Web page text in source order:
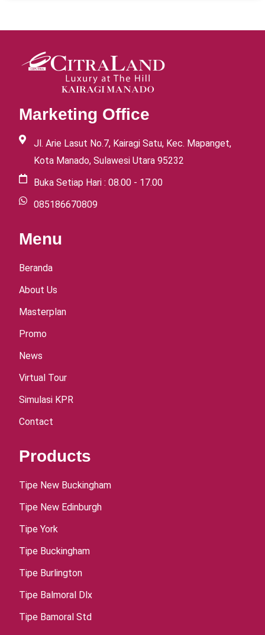
Marketing Office
Jl. Arie Lasut No.7, Kairagi Satu, Kec. Mapanget,
Kota Manado, Sulawesi Utara 95232
Buka Setiap Hari : 08.00 - 17.00
085186670809
Menu
Beranda
About Us
Masterplan
Promo
News
Virtual Tour
Simulasi KPR
Contact
Products
Tipe New Buckingham
Tipe New Edinburgh
Tipe York
Tipe Buckingham
Tipe Burlington
Tipe Balmoral Dlx
Tipe Bamoral Std